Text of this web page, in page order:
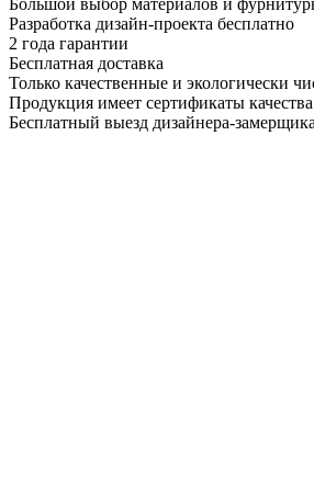
Разработка дизайн-проекта бесплатно
2 года гарантии
Бесплатная доставка
Только качественные и экологически
Продукция имеет сертификаты
Бесплатный выезд дизайнера-